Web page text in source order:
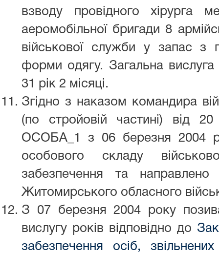
взводу провідного хірурга
аеромобільної бригади 8
військової служби у запас з
форми одягу. Загальна
31 рік 2 місяці.
Згідно з наказом командира
(по стройовій частині) від
ОСОБА_1 з 06 березня 2004
особового складу
забезпечення та
Житомирського обласного
З 07 березня 2004 року
вислугу років відповідно до
забезпечення осіб,